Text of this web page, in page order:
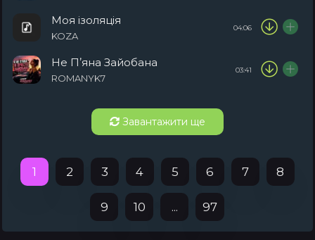
Моя ізоляція
KOZA
04:06
Не Пʼяна Зайобана
ROMANYK7
03:41
Завантажити ще
1 2 3 4 5 6 7 8
9 10 ... 97